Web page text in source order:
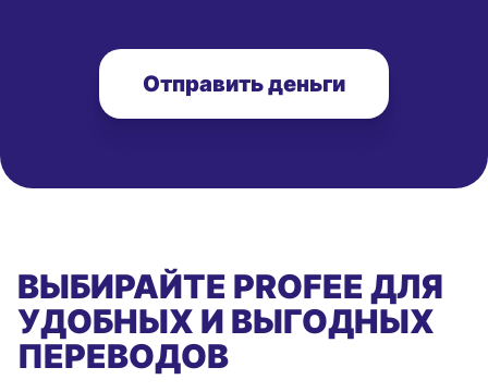
Отправить деньги
ВЫБИРАЙТЕ PROFEE ДЛЯ
УДОБНЫХ И ВЫГОДНЫХ
ПЕРЕВОДОВ